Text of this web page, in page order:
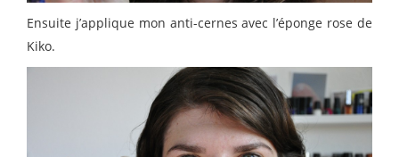
Ensuite j’applique mon anti-cernesavec l’éponge rose de
Kiko.